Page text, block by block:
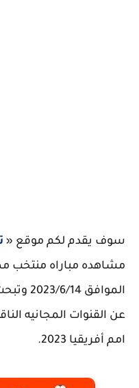
سوف يقدم لكم موقع «
مشاهده مباراه منتخب
عن القنوات المجانيه
امم أفريقيا 2023.